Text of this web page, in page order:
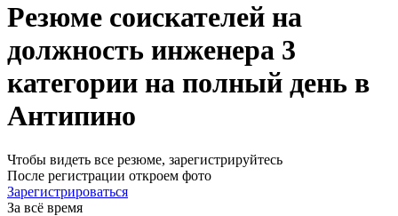
Резюме соискателей на
должность инженера 3
категории на полный день в
Антипино
Чтобы видеть все резюме, зарегистрируйтесь
После регистрации откроем фото
Зарегистрироваться
За всё время